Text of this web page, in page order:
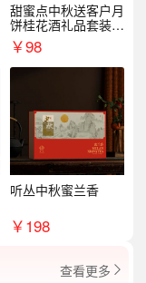
甜蜜点中秋送客户月
饼桂花酒礼品套装D
AL1377
￥98
听丛中秋蜜兰香
￥198
查看更多 